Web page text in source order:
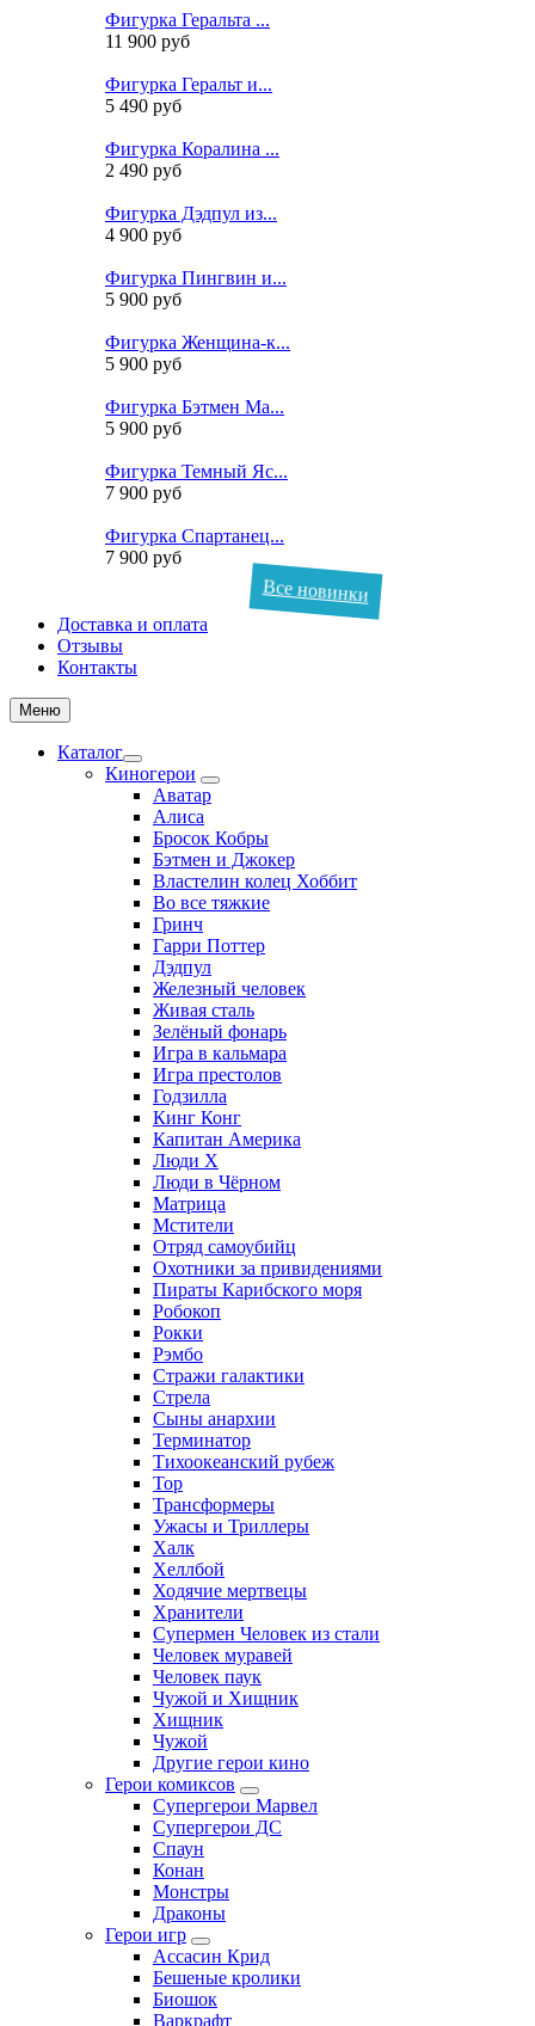
Фигурка Геральта ...
11 900 руб
Фигурка Геральт и...
5 490 руб
Фигурка Коралина ...
2 490 руб
Фигурка Дэдпул из...
4 900 руб
Фигурка Пингвин и...
5 900 руб
Фигурка Женщина-к...
5 900 руб
Фигурка Бэтмен Ма...
5 900 руб
Фигурка Темный Яс...
7 900 руб
Фигурка Спартанец...
7 900 руб
Все новинки
Доставка и оплата
Отзывы
Контакты
Меню
Каталог
Киногерои
Аватар
Алиса
Бросок Кобры
Бэтмен и Джокер
Властелин колец Хоббит
Во все тяжкие
Гринч
Гарри Поттер
Дэдпул
Железный человек
Живая сталь
Зелёный фонарь
Игра в кальмара
Игра престолов
Годзилла
Кинг Конг
Капитан Америка
Люди X
Люди в Чёрном
Матрица
Мстители
Отряд самоубийц
Охотники за привидениями
Пираты Карибского моря
Робокоп
Рокки
Рэмбо
Стражи галактики
Стрела
Сыны анархии
Терминатор
Тихоокеанский рубеж
Тор
Трансформеры
Ужасы и Триллеры
Халк
Хеллбой
Ходячие мертвецы
Хранители
Супермен Человек из стали
Человек муравей
Человек паук
Чужой и Хищник
Хищник
Чужой
Другие герои кино
Герои комиксов
Супергерои Марвел
Супергерои ДС
Спаун
Конан
Монстры
Драконы
Герои игр
Ассасин Крид
Бешеные кролики
Биошок
Варкрафт